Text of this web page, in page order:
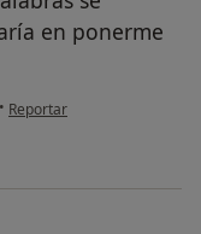
en ponerme
• en opinión del usuario
Reportar